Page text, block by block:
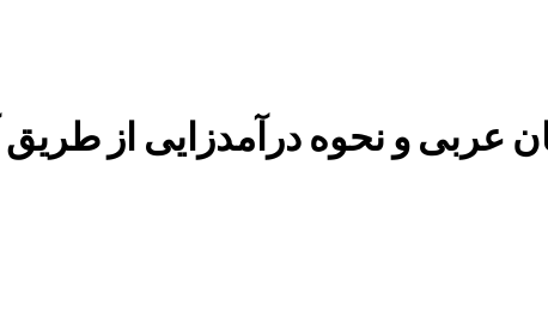
عربی و نحوه درآمدزایی از